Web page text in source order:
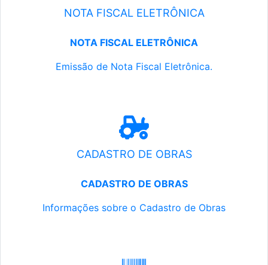
NOTA FISCAL ELETRÔNICA
NOTA FISCAL ELETRÔNICA
Emissão de Nota Fiscal Eletrônica.
CADASTRO DE OBRAS
CADASTRO DE OBRAS
Informações sobre o Cadastro de Obras